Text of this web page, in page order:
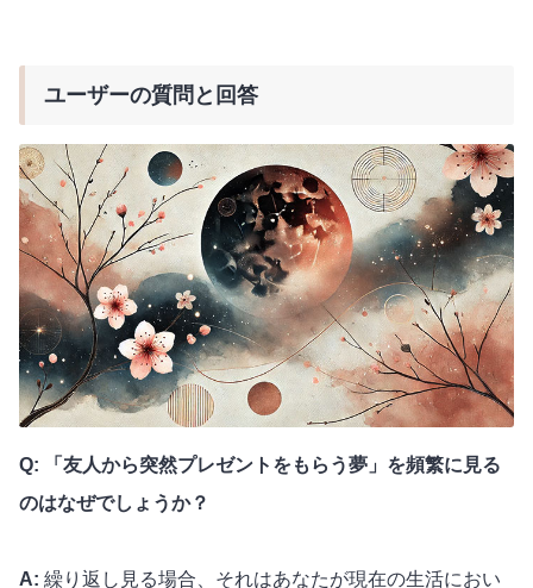
ユーザーの質問と回答
Q: 「友人から突然プレゼントをもらう夢」を頻繁に見る
のはなぜでしょうか？
A: 繰り返し見る場合、それはあなたが現在の生活におい